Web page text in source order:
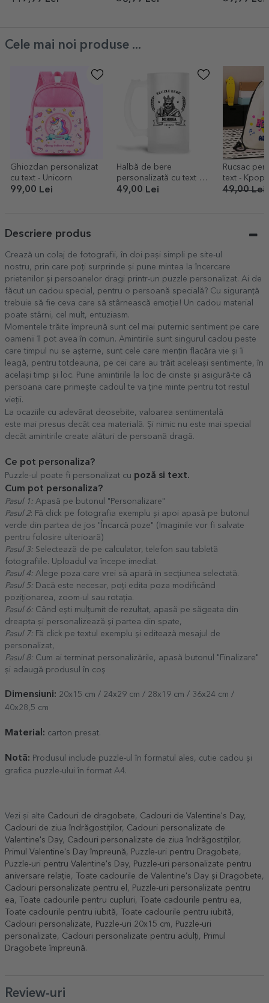
Cele mai noi produse ...
Ghiozdan personalizat
cu text - Unicorn
99,00 Lei
Halbă de bere
personalizată cu text -
Regele berii
49,00 Lei
Rucsac
text - Kpop
49,00 Lei
Descriere produs
Crează un colaj de fotografii, în doi pași simpli pe site-ul
nostru, prin care poți surprinde și pune mintea la încercare
prietenilor și persoanelor dragi printr-un puzzle personalizat. Ai de
făcut un cadou special, pentru o persoană specială? Cu siguranță
trebuie să fie ceva care să stârnească emoție! Un cadou material
poate stârni, cel mult, entuziasm.
Momentele trăite împreună sunt cel mai puternic sentiment pe care
oamenii îl pot avea în comun. Amintirile sunt singurul cadou peste
care timpul nu se așterne, sunt cele care mențin flacăra vie și îi
leagă, pentru totdeauna, pe cei care au trăit aceleași sentimente, în
același timp și loc. Pune amintirile la loc de cinste și asigură-te că
persoana care primește cadoul te va ține minte pentru tot restul
vieții.
La ocaziile cu adevărat deosebite, valoarea sentimentală
este mai presus decât cea materială. Și nimic nu este mai special
decât amintirile create alături de persoană dragă.
Ce pot personaliza?
Puzzle-ul poate fi personalizat cu poză si text.
Cum pot personaliza?
Pasul 1: Apasă pe butonul "Personalizare"
Pasul 2: Fă click pe fotografia exemplu și apoi apasă pe butonul
verde din partea de jos "Încarcă poze" (Imaginile vor fi salvate
pentru folosire ulterioară)
Pasul 3: Selectează de pe calculator, telefon sau tabletă
fotografiile. Uploadul va începe imediat.
Pasul 4: Alege poza care vrei să apară in secțiunea selectată.
Pasul 5: Dacă este necesar, poți edita poza modificând
poziționarea, zoom-ul sau rotația.
Pasul 6: Când ești mulțumit de rezultat, apasă pe săgeata din
dreapta și personalizează și partea din spate,
Pasul 7: Fă click pe textul exemplu și editează mesajul de
personalizat,
Pasul 8: Cum ai terminat personalizările, apasă butonul "Finalizare"
și adaugă produsul în coș
Dimensiuni: 20x15 cm / 24x29 cm / 28x19 cm / 36x24 cm /
40x28,5 cm
Material: carton presat.
Notă: Produsul include puzzle-ul în formatul ales, cutie cadou și
grafica puzzle-ului în format A4.
Vezi și alte Cadouri de dragobete Cadouri de Valentine's Day,
Cadouri de ziua îndrăgostiților, Cadouri personalizate de
Valentine's Day, Cadouri personalizate de ziua îndrăgostiților,
Primul Valentine's Day împreună
Puzzle-uri pentru Dragobete
Puzzle-uri pentru Valentine's Day,
Puzzle-uri personalizate pentru
aniversare relație
Toate cadourile de Valentine's Day și Dragobete
Cadouri personalizate pentru el
Puzzle-uri personalizate pentru
ea
Toate cadourile pentru cupluri Toate cadourile pentru ea
Toate cadourile pentru iubită
Toate cadourile pentru iubită
Cadouri personalizate
Puzzle-uri 20x15 cm
Puzzle-uri
personalizate
Cadouri personalizate pentru adulți
Primul
Dragobete împreună.
Review-uri